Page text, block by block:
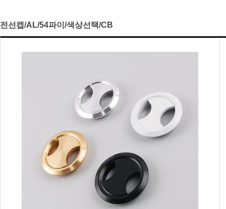
전선캡/AL/54파이/색상선택/CB